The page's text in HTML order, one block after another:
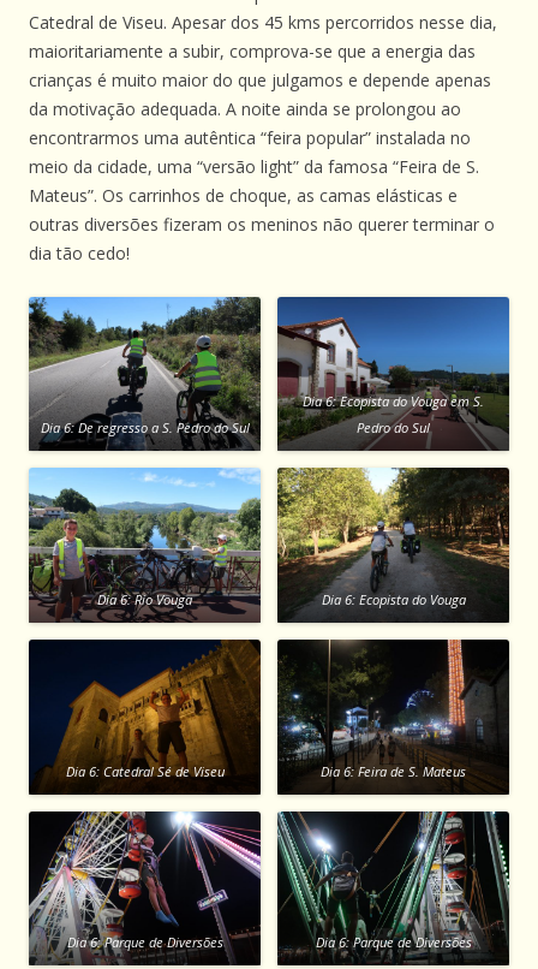
Catedral de Viseu. Apesar dos 45 kms percorridos nesse dia,
maioritariamente a subir, comprova-se que a energia das
crianças é muito maior do que julgamos e depende apenas
da motivação adequada. A noite ainda se prolongou ao
encontrarmos uma autêntica “feira popular” instalada no
meio da cidade, uma “versão light” da famosa “Feira de S.
Mateus”. Os carrinhos de choque, as camas elásticas e
outras diversões fizeram os meninos não querer terminar o
dia tão cedo!
Dia 6: De regresso a S. Pedro do Sul
Dia 6: Ecopista do Vouga em S.
Pedro do Sul
Dia 6: Rio Vouga Dia 6: Ecopista do Vouga
Dia 6: Catedral Sé de Viseu Dia 6: Feira de S. Mateus
Dia 6: Parque de Diversões Dia 6: Parque de Diversões